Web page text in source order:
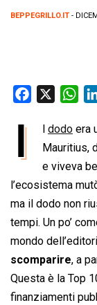
BEPPEGRILLO.IT -
o
o
k
W
a
t
s
A
p
p
I dodo era
Mauritius,
e viveva
l’ecosistema
ma il dodo non
tempi. Un po’
mondo
scomparire, a
Questa è la Top
finanziamenti